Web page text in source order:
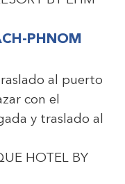
PHNOM
al puerto
con el
y traslado al
HOTEL BY